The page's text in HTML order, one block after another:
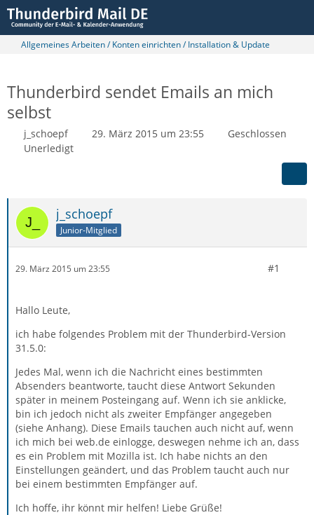
Allgemeines Arbeiten / Konten einrichten / Installation & Update
Thunderbird sendet Emails an mich
selbst
j_schoepf 29. März 2015 um 23:55
Geschlossen
Unerledigt
j_schoepf
Junior-Mitglied
29. März 2015 um 23:55 #1
Hallo Leute,
ich habe folgendes Problem mit der Thunderbird-Version
31.5.0:
Jedes Mal, wenn ich die Nachricht eines bestimmten
Absenders beantworte, taucht diese Antwort Sekunden
später in meinem Posteingang auf. Wenn ich sie anklicke,
bin ich jedoch nicht als zweiter Empfänger angegeben
(siehe Anhang). Diese Emails tauchen auch nicht auf, wenn
ich mich bei web.de einlogge, deswegen nehme ich an, dass
es ein Problem mit Mozilla ist. Ich habe nichts an den
Einstellungen geändert, und das Problem taucht auch nur
bei einem bestimmten Empfänger auf.
Ich hoffe, ihr könnt mir helfen! Liebe Grüße!